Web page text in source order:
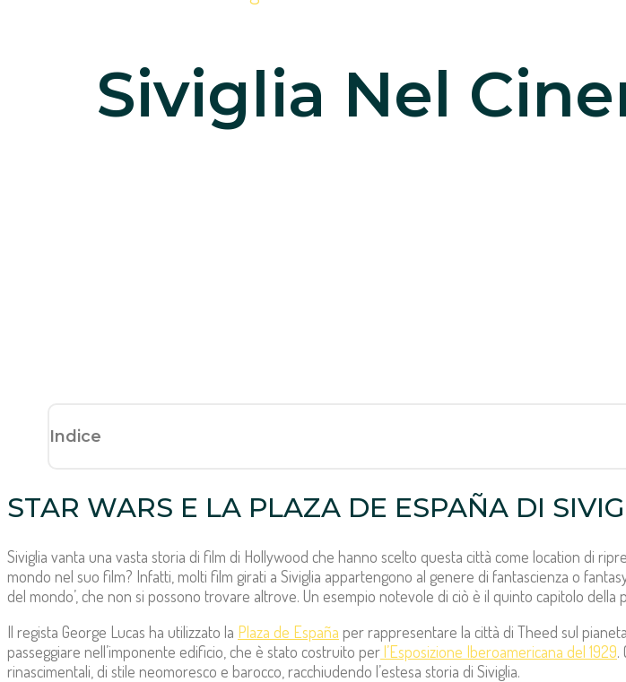
Siviglia Nel
Indice
STAR WARS E LA PLAZA DE ESPAÑA DI
Siviglia vanta una vasta storia di film di Hollywood che hanno scelto questa città come location di
mondo nel suo film? Infatti, molti film girati a Siviglia appartengono al genere di fantascienza o
del mondo’, che non si possono trovare altrove. Un esempio notevole di ciò è il quinto capitolo della
Il regista George Lucas ha utilizzato la Plaza de España per rappresentare la città di Theed sul
passeggiare nell’imponente edificio, che è stato costruito perl’Esposizione Iberoamericana del 1929.
rinascimentali, di stile neomoresco e barocco, racchiudendo l’estesa storia di Siviglia.